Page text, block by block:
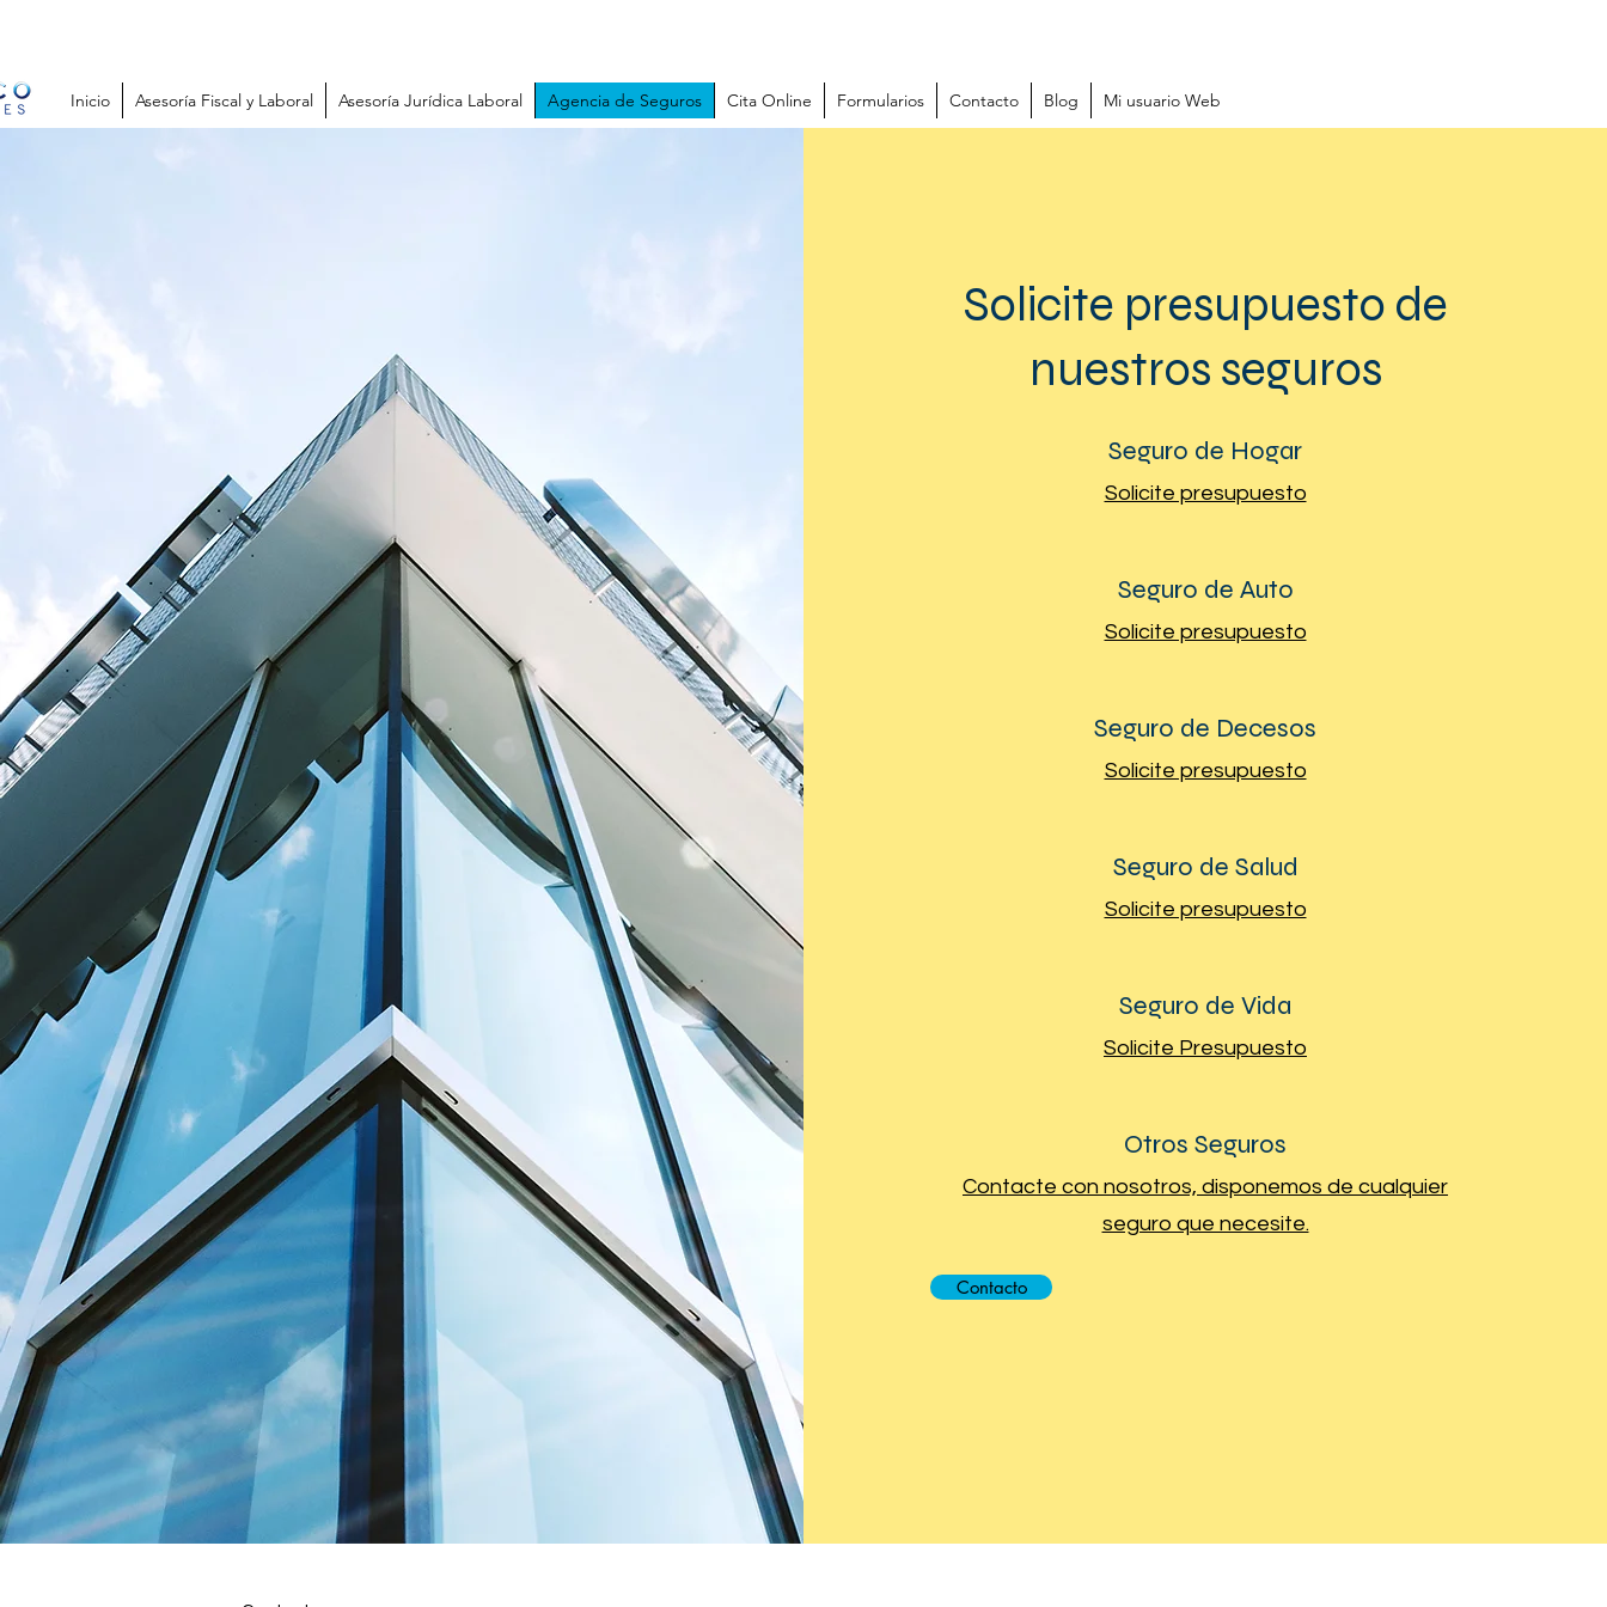
Inicio Asesoría Fiscal y Laboral Asesoría Jurídica Laboral Agencia de Seguros Cita Online Formularios Contacto Blog Mi usuario Web
Solicite presupuesto de
nuestros seguros
Seguro de Hogar
Solicite presupuesto
Seguro de Auto
Solicite presupuesto
Seguro de Decesos
Solicite presupuesto
Seguro de Salud
Solicite presupuesto
Seguro de Vida
Solicite Presupuesto
Otros Seguros
Contacte con nosotros, disponemos de cualquier
seguro que necesite.
Contacto